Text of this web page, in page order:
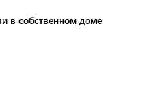
в собственном доме